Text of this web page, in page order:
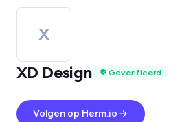
X
XD Design
Geverifieerd
Volgen op Herm.io